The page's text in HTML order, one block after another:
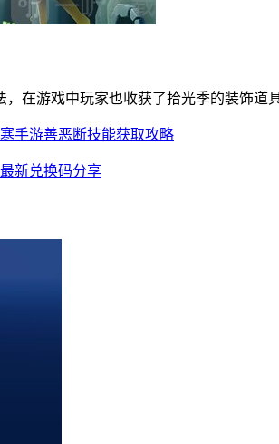
在游戏中玩家也收获了拾光季的装饰
手游善恶断技能获取攻略
新兑换码分享